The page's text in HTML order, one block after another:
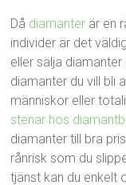
Då diamanter är en
individer är det
eller sälja
diamanter du vill bli
människor eller
stenar hos
diamanter till bra
rånrisk som du
tjänst kan du enkelt